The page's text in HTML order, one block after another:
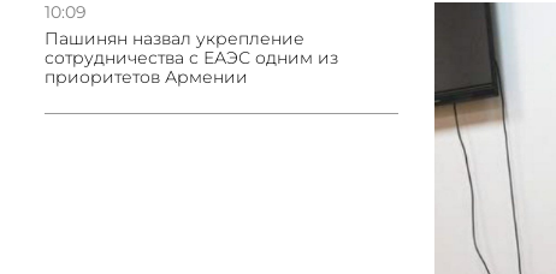
10:09
Пашинян назвал укрепление
сотрудничества с ЕАЭС одним из
приоритетов Армении